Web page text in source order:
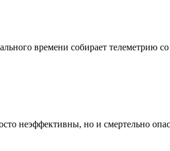
времени собирает телеметрию
неэффективны, но и смертельно